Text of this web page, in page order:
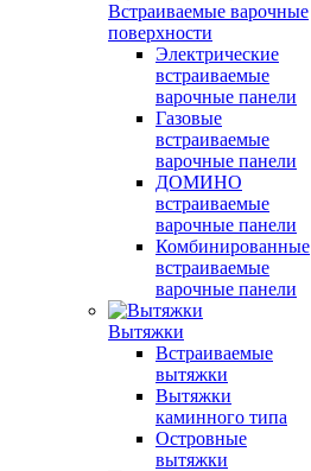
Встраиваемые варочные
поверхности
Электрические
встраиваемые
варочные панели
Газовые
встраиваемые
варочные панели
ДОМИНО
встраиваемые
варочные панели
Комбинированные
встраиваемые
варочные панели
Вытяжки
Встраиваемые
вытяжки
Вытяжки
каминного типа
Островные
вытяжки